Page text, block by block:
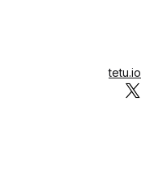
tetu.io